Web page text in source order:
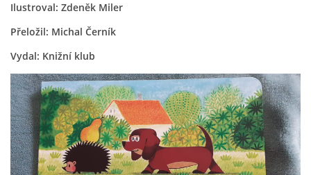
FOTOALBUM
NOVINKY ZE ŠKOLSTVÍ 2025
ROČNÍ PLÁN - INSPIRACE /DLE NOVÉHO RVP PV 2025
Ilustroval: Zdeněk Miler
Přeložil: Michal Černík
Vydal: Knižní klub